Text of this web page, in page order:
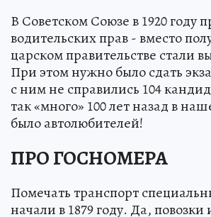
В Советском Союзе в 1920 году
водительских прав - вместо
царском правительстве стали
При этом нужно было сдать
с ним не справились 104
так «много» 100 лет назад в
было автолюбителей!
ПРО ГОСНОМЕРА
Помечать транспорт
начали в 1879 году. Да, повозки